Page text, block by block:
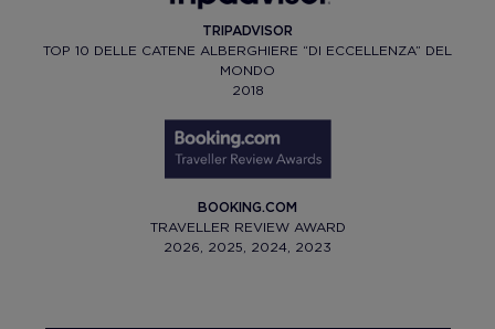
TRIPADVISOR
TOP 10 DELLE CATENE ALBERGHIERE “DI ECCELLENZA” DEL
MONDO
2018
BOOKING.COM
TRAVELLER REVIEW AWARD
2026, 2025, 2024, 2023